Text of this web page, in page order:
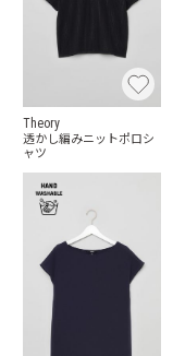
Theory
透かし編みニットポロシ
ャツ